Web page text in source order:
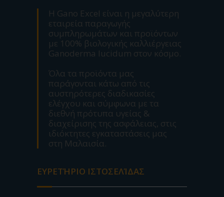
Η Gano Excel είναι η μεγαλύτερη
εταιρεία παραγωγής
συμπληρωμάτων και προϊόντων
με 100% βιολογικής καλλιέργειας
Ganoderma lucidum στον κόσμο.
Όλα τα προϊόντα μας
παράγονται κάτω από τις
αυστηρότερες διαδικασίες
ελέγχου και σύμφωνα με τα
διεθνή πρότυπα υγείας &
διαχείρισης της ασφάλειας, στις
ιδιόκτητες εγκαταστάσεις μας
στη Μαλαισία.
ΕΥΡΕΤΉΡΙΟ ΙΣΤΟΣΕΛΊΔΑΣ